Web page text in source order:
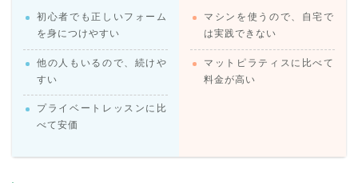
初心者でも正しいフォーム
を身につけやすい
他の人もいるので、続けや
すい
プライベートレッスンに比
べて安価
マシンを使うので、自宅で
は実践できない
マットピラティスに比べて
料金が高い